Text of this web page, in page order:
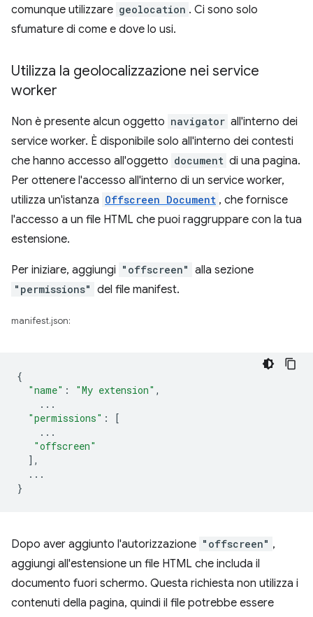
comunque utilizzare geolocation . Ci sono solo
sfumature di come e dove lo usi.
Utilizza la geolocalizzazione nei service
worker
Non è presente alcun oggetto navigator all'interno dei
service worker. È disponibile solo all'interno dei contesti
che hanno accesso all'oggetto document di una pagina.
Per ottenere l'accesso all'interno di un service worker,
utilizza un'istanza Offscreen Document , che fornisce
l'accesso a un file HTML che puoi raggruppare con la tua
estensione.
Per iniziare, aggiungi "offscreen" alla sezione
"permissions" del file manifest.
manifest.json:
{
"name" : "My extension" ,
...
"permissions" :
[
...
"offscreen"
],
...
}
Dopo aver aggiunto l'autorizzazione "offscreen" ,
aggiungi all'estensione un file HTML che includa il
documento fuori schermo. Questa richiesta non utilizza i
contenuti della pagina, quindi il file potrebbe essere